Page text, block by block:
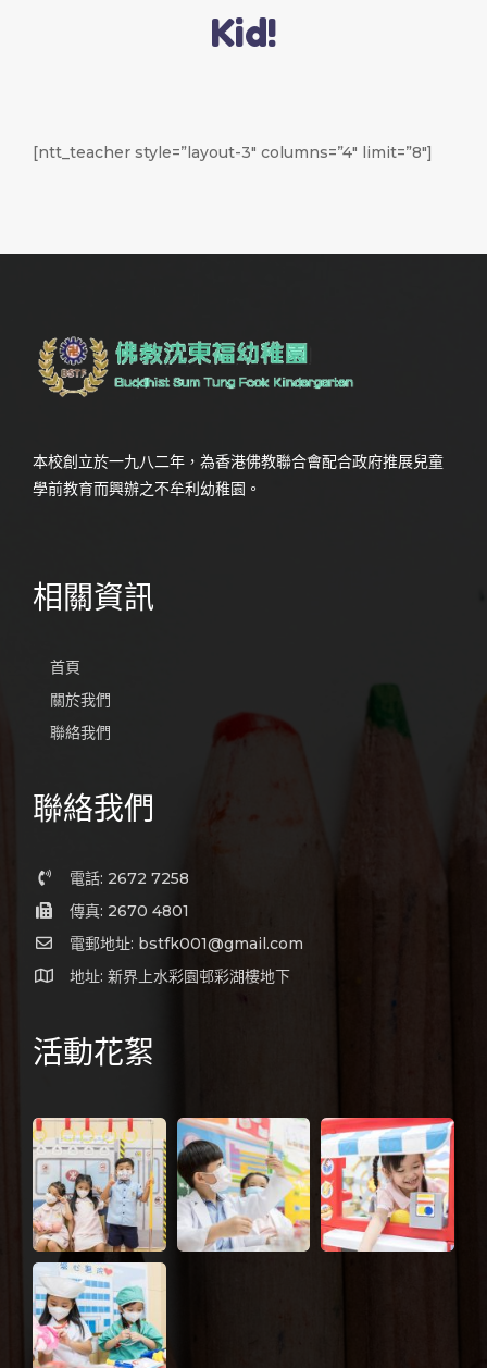
Kid!
[ntt_teacher style=”layout-3″ columns=”4″ limit=”8″]
本校創立於一九八二年，為香港佛教聯合會配合政府推展兒童
學前教育而興辦之不牟利幼稚園。
相關資訊
首頁
關於我們
聯絡我們
聯絡我們
電話: 2672 7258
傳真: 2670 4801
電郵地址: bstfk001@gmail.com
地址: 新界上水彩園邨彩湖樓地下
活動花絮